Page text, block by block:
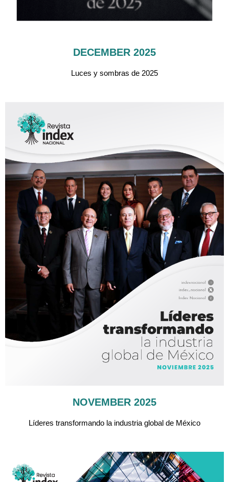
DECEMBER 2025
Luces y sombras de 2025
NOVEMBER 2025
Líderes transformando la industria global de México